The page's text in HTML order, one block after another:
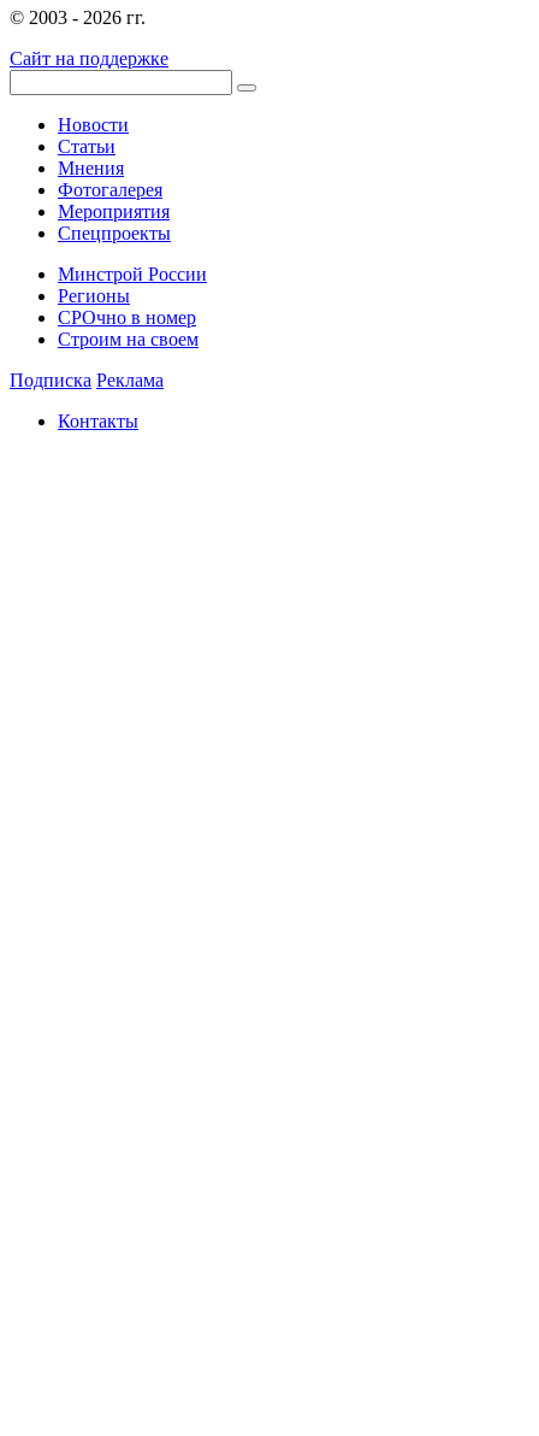
© 2003 - 2026 гг.
Сайт на поддержке
Новости
Статьи
Мнения
Фотогалерея
Мероприятия
Спецпроекты
Минстрой России
Регионы
СРОчно в номер
Строим на своем
Подписка Реклама
Контакты